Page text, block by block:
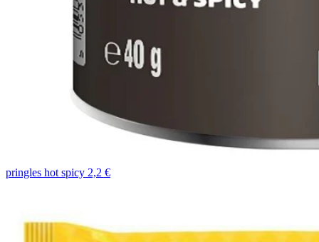
pringles hot spicy 2,2 €